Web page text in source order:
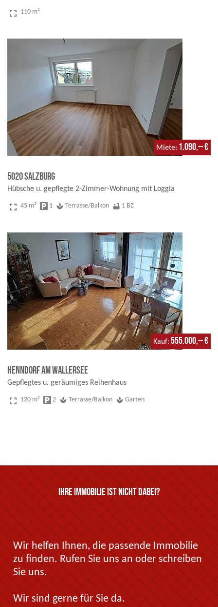
fullscreen 110 m²
Miete 1.090,-- €
5020 Salzburg
Hübsche u. gepflegte 2-Zimmer-Wohnung mit Loggia
fullscreen 45 m² local_parking 1 spa Terrasse/Balkon bathtub 1 BZ
Kauf 555.000,-- €
Henndorf am Wallersee
Gepflegtes u. geräumiges Reihenhaus
fullscreen 120 m² local_parking 2 spa Terrasse/Balkon spa Garten
Ihre Immobilie ist nicht dabei?
Wir helfen Ihnen, die passende Immobilie
zu finden. Rufen Sie uns an oder schreiben
Sie uns.
Wir sind gerne für Sie da.